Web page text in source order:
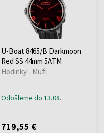
U-Boat 8465/B Darkmoon
Red SS 44mm 5ATM
Hodinky - Muži
Odošleme do 13.08.
719,55 €